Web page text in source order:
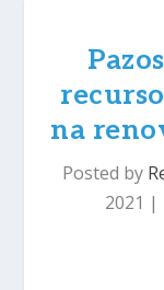
na
Posted by
2021 |